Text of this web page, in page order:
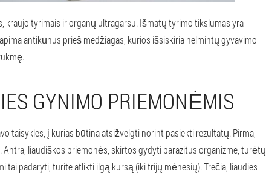
tyrimais ir organų ultragarsu. Išmatų tyrimo tikslumas yra
antikūnus prieš medžiagas, kurios išsiskiria helmintų gyvavimo
GYNIMO PRIEMONĖMIS
taisykles, į kurias būtina atsižvelgti norint pasiekti rezultatų. Pirma,
liaudiškos priemonės, skirtos gydyti parazitus organizme, turėtų
padaryti, turite atlikti ilgą kursą (iki trijų mėnesių). Trečia, liaudies